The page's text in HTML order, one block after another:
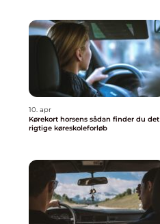
10. apr
Kørekort horsens sådan finder du det
rigtige køreskoleforløb